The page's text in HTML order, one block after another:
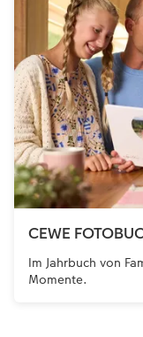
CEWE
Im Jahrbuch von
Momente.